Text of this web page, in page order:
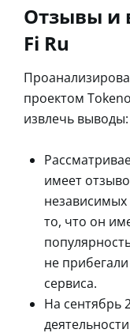
Отзывы и
Fi Ru
проектом
извлечь выводы:
имеет
то, что он
не
сервиса.
На сентябрь